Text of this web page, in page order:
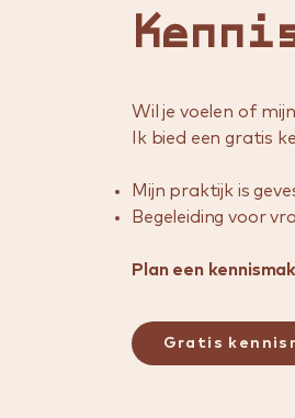
Wil je voelen of
Ik bied een gratis
Mijn praktijk is
Begeleiding voor
Plan een
Gratis